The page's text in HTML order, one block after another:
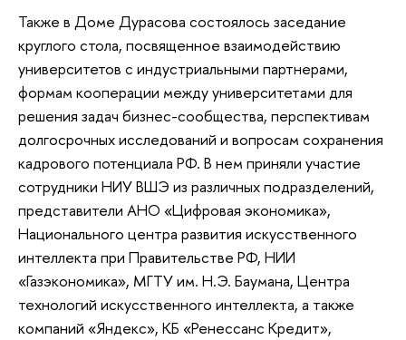
Также в Доме Дурасова состоялось заседание
круглого стола, посвященное взаимодействию
университетов с индустриальными партнерами,
формам кооперации между университетами для
решения задач бизнес-сообщества, перспективам
долгосрочных исследований и вопросам сохранения
кадрового потенциала РФ. В нем приняли участие
сотрудники НИУ ВШЭ из различных подразделений,
представители АНО «Цифровая экономика»,
Национального центра развития искусственного
интеллекта при Правительстве РФ, НИИ
«Газэкономика», МГТУ им. Н.Э. Баумана, Центра
технологий искусственного интеллекта, а также
компаний «Яндекс», КБ «Ренессанс Кредит»,